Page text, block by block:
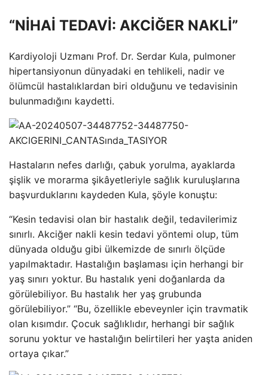
“NİHAİ TEDAVİ: AKCİĞER NAKLİ”
Kardiyoloji Uzmanı Prof. Dr. Serdar Kula, pulmoner
hipertansiyonun dünyadaki en tehlikeli, nadir ve
ölümcül hastalıklardan biri olduğunu ve tedavisinin
bulunmadığını kaydetti.
Hastaların nefes darlığı, çabuk yorulma, ayaklarda
şişlik ve morarma şikâyetleriyle sağlık kuruluşlarına
başvurduklarını kaydeden Kula, şöyle konuştu:
“Kesin tedavisi olan bir hastalık değil, tedavilerimiz
sınırlı. Akciğer nakli kesin tedavi yöntemi olup, tüm
dünyada olduğu gibi ülkemizde de sınırlı ölçüde
yapılmaktadır. Hastalığın başlaması için herhangi bir
yaş sınırı yoktur. Bu hastalık yeni doğanlarda da
görülebiliyor. Bu hastalık her yaş grubunda
görülebiliyor.” “Bu, özellikle ebeveynler için travmatik
olan kısımdır. Çocuk sağlıklıdır, herhangi bir sağlık
sorunu yoktur ve hastalığın belirtileri her yaşta aniden
ortaya çıkar.”